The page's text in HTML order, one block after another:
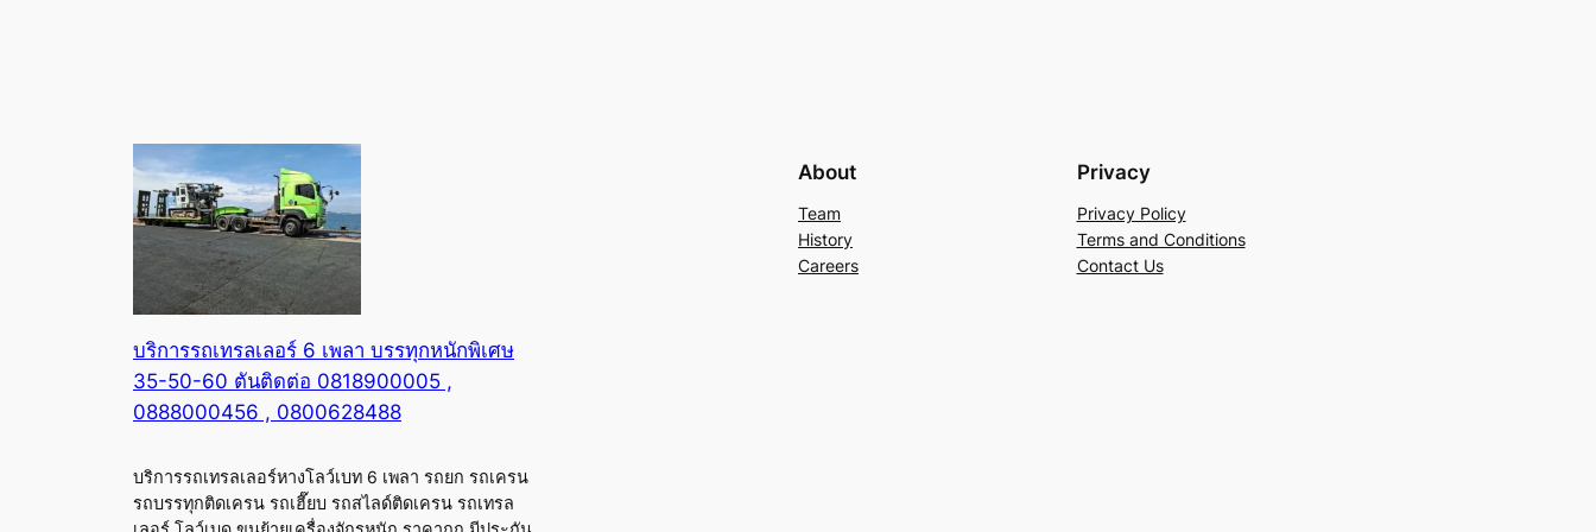
บริการรถเทรลเลอร์ 6 เพลา บรรทุกหนักพิเศษ
35-50-60 ตันติดต่อ 0818900005 ,
0888000456 , 0800628488
บริการรถเทรลเลอร์หางโลว์เบท 6 เพลา รถยก รถเครน
รถบรรทุกติดเครน รถเฮี๊ยบ รถสไลด์ติดเครน รถเทรล
About
Team
History
Careers
Privacy
Privacy Policy
Terms and Conditions
Contact Us